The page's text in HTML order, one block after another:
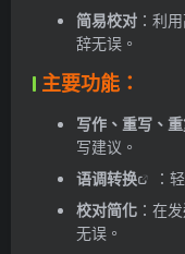
简易校对 ：利
辞无误。
主要功能：
写作、重写、
写建议。
语调转换
：
校对简化 ：在
无误。